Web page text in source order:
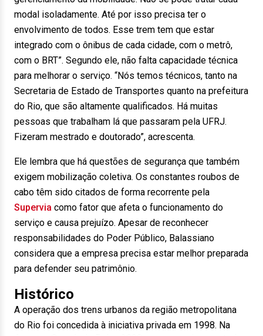
modal isoladamente. Até por isso precisa ter o
envolvimento de todos. Esse trem tem que estar
integrado com o ônibus de cada cidade, com o metrô,
com o BRT”. Segundo ele, não falta capacidade técnica
para melhorar o serviço. “Nós temos técnicos, tanto na
Secretaria de Estado de Transportes quanto na prefeitura
do Rio, que são altamente qualificados. Há muitas
pessoas que trabalham lá que passaram pela UFRJ.
Fizeram mestrado e doutorado”, acrescenta.
Ele lembra que há questões de segurança que também
exigem mobilização coletiva. Os constantes roubos de
cabo têm sido citados de forma recorrente pela
Supervia como fator que afeta o funcionamento do
serviço e causa prejuízo. Apesar de reconhecer
responsabilidades do Poder Público, Balassiano
considera que a empresa precisa estar melhor preparada
para defender seu patrimônio.
Histórico
A operação dos trens urbanos da região metropolitana
do Rio foi concedida à iniciativa privada em 1998. Na